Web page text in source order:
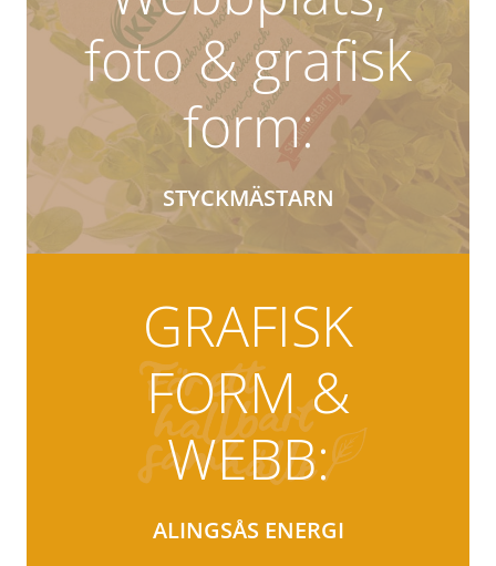
foto & grafisk
form:
STYCKMÄSTARN
GRAFISK
FORM &
WEBB:
ALINGSÅS ENERGI